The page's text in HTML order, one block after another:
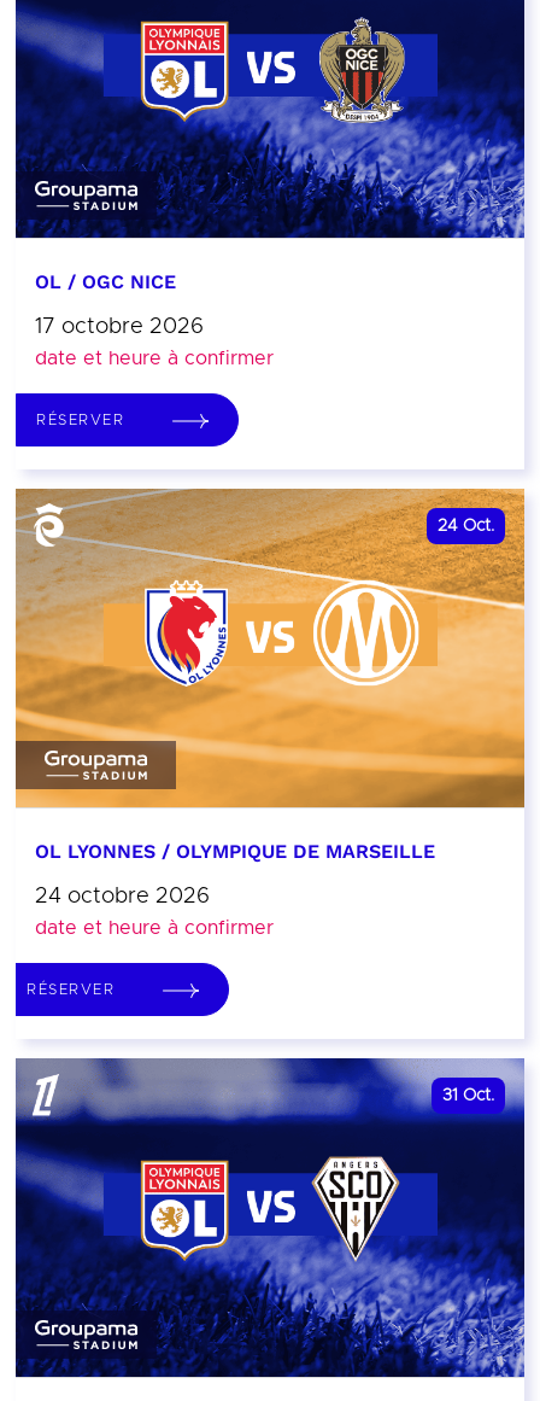
OL / OGC NICE
17 octobre 2026
date et heure à confirmer
RÉSERVER
24 Oct.
OL LYONNES / OLYMPIQUE DE MARSEILLE
24 octobre 2026
date et heure à confirmer
RÉSERVER
31 Oct.